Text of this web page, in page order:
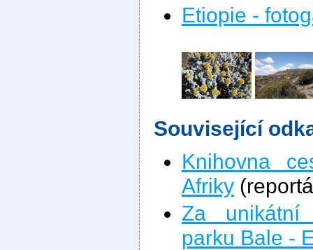
Etiopie -
Související
Knihovna
Afriky
Za
parku Bale -